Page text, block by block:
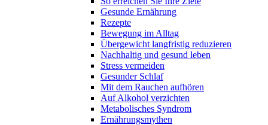
Gesunde Ernährung
Rezepte
Bewegung im Alltag
Übergewicht langfristig reduzieren
Nachhaltig und gesund leben
Stress vermeiden
Gesunder Schlaf
Mit dem Rauchen aufhören
Auf Alkohol verzichten
Metabolisches Syndrom
Ernährungsmythen